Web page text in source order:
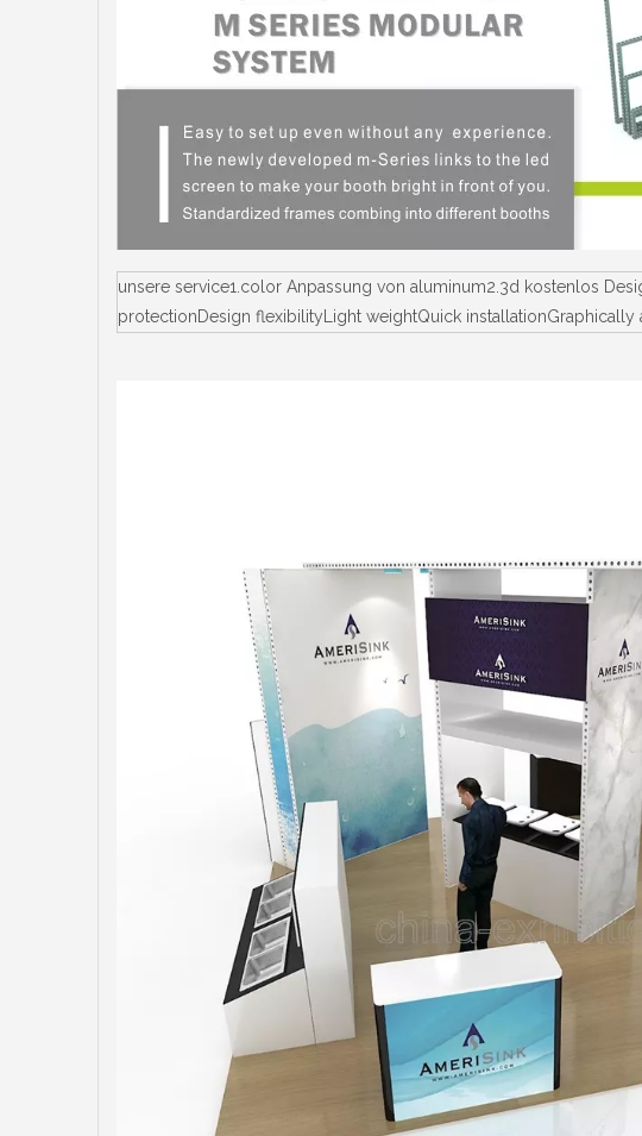
unsere service1.color Anpassung von aluminum2.3d kostenlos
protectionDesign flexibilityLight weightQuick